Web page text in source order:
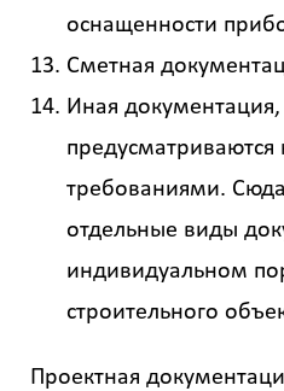
оснащенности
Сметная
Иная документация,
требованиями.
отдельные виды
индивидуальном
строительного
Проектная